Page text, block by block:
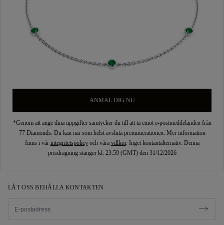
ANMÄL DIG NU
*Genom att ange dina uppgifter samtycker du till att ta emot e-postmeddelanden från
77 Diamonds. Du kan när som helst avsluta prenumerationen. Mer information
finns i vår integritetspolicyoch våra villkor. Inget kontantalternativ. Denna
prisdragning stänger kl. 23:59 (GMT) den 31/12/2026
LÅT OSS BEHÅLLA KONTAKTEN